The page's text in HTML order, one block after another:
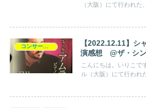
（大阪）にて行われた
コンサート日記
【2022.12.11】
演感想 @ザ・シン
こんにちは。いりこで
ル（大阪）にて行われ